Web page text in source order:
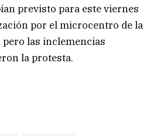
previsto para este viernes
por el microcentro de la
las inclemencias
la protesta.